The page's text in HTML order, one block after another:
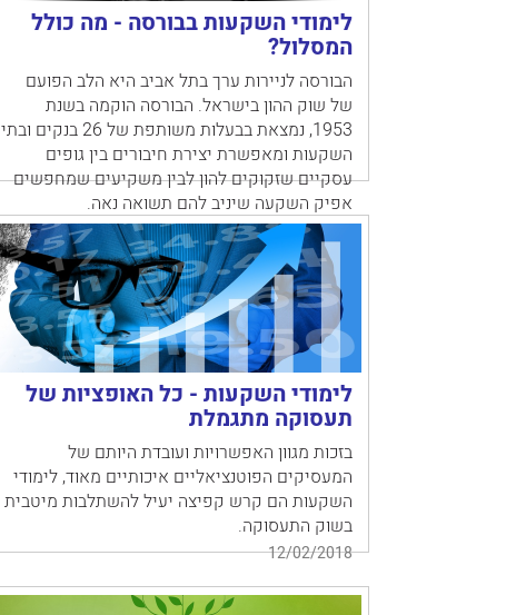
לימודי השקעות בבורסה - מה כולל
המסלול?
הבורסה לניירות ערך בתל אביב היא הלב הפועם
של שוק ההון בישראל. הבורסה הוקמה בשנת
1953, נמצאת בבעלות משותפת של 26 בנקים ובתי
השקעות ומאפשרת יצירת חיבורים בין גופים
עסקיים שזקוקים להון לבין משקיעים שמחפשים
אפיק השקעה שיניב להם תשואה נאה.
12/02/2018
לימודי השקעות - כל האופציות של
תעסוקה מתגמלת
בזכות מגוון האפשרויות ועובדת היותם של
המעסיקים הפוטנציאליים איכותיים מאוד, לימודי
השקעות הם קרש קפיצה יעיל להשתלבות מיטבית
בשוק התעסוקה.
12/02/2018